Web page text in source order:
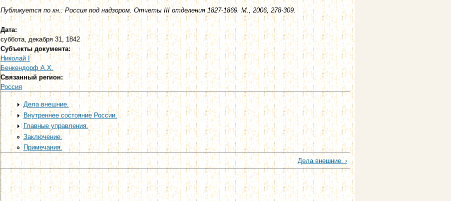
Публикуется по кн.: Россия под надзором. Отчеты III отделения 1827-1869. М., 2006, 278-309.
Дата:
суббота, декабря 31, 1842
Субъекты документа:
Николай I
Бенкендорф А.Х.
Связанный регион:
Россия
Дела внешние.
Внутреннее состояние России.
Главные управления.
Заключение.
Примечания.
Дела внешние. ›